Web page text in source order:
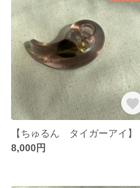
【ちゅるん タイガーアイ】
8,000円